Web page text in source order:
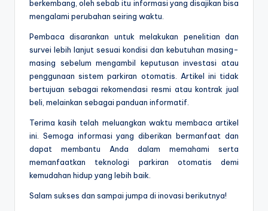
berkembang, oleh sebab itu informasi yang disajikan bisa
mengalami perubahan seiring waktu.
Pembaca disarankan untuk melakukan penelitian dan
survei lebih lanjut sesuai kondisi dan kebutuhan masing-
masing sebelum mengambil keputusan investasi atau
penggunaan sistem parkiran otomatis. Artikel ini tidak
bertujuan sebagai rekomendasi resmi atau kontrak jual
beli, melainkan sebagai panduan informatif.
Terima kasih telah meluangkan waktu membaca artikel
ini. Semoga informasi yang diberikan bermanfaat dan
dapat membantu Anda dalam memahami serta
memanfaatkan teknologi parkiran otomatis demi
kemudahan hidup yang lebih baik.
Salam sukses dan sampai jumpa di inovasi berikutnya!